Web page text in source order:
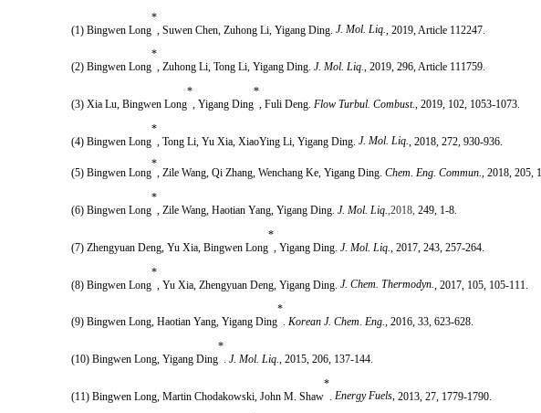
(1)Bingwen Long
*
, Suwen Chen, Zuhong Li, Yigang Ding.J. Mol. Liq. , 2019, Article 112247.
(2)Bingwen Long
*
, Zuhong Li, Tong Li, Yigang Ding.J. Mol. Liq., 2019, 296, Article 111759.
(3)Xia Lu, Bingwen Long
*
, Yigang Ding
*
, Fuli Deng. Flow Turbul. Combust. , 2019, 102, 1053-1073.
(4)Bingwen Long
*
, Tong Li, Yu Xia, XiaoYing Li, Yigang Ding.J. Mol. Liq. , 2018, 272, 930-936.
(5)Bingwen Long
*
, Zile Wang, Qi Zhang, Wenchang Ke, Yigang Ding.Chem. Eng. Commun.,2018, 205,
(6)Bingwen Long
*
, Zile Wang, Haotian Yang, Yigang Ding.J. Mol. Liq.,2018,249, 1-8.
(7) Zhengyuan Deng, Yu Xia,Bingwen Long
*
,Yigang Ding.J. Mol. Liq. , 2017,243, 257-264.
(8)Bingwen Long
*
, Yu Xia, Zhengyuan Deng, Yigang Ding.J. Chem. Thermodyn. ,2017, 105, 105-111
(9)Bingwen Long, Haotian Yang, Yigang Ding
*
.Korean J. Chem. Eng.,2016,33, 623-628.
(10)Bingwen Long , Yigang Ding
*
.J. Mol. Liq. , 2015,206, 137-144.
(11)Bingwen Long , Martin Chodakowski, John M. Shaw
*
.Energy Fuels, 2013,27, 1779-1790.